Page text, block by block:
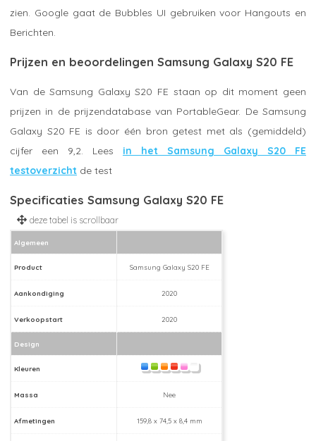
zien. Google gaat de Bubbles UI gebruiken voor Hangouts en
Berichten.
Prijzen en beoordelingen Samsung Galaxy S20 FE
Van de Samsung Galaxy S20 FE staan op dit moment geen
prijzen in de prijzendatabase van PortableGear. De Samsung
Galaxy S20 FE is door één bron getest met als (gemiddeld)
cijfer een 9,2. Lees in het Samsung Galaxy S20 FE
testoverzicht de test
Specificaties Samsung Galaxy S20 FE
Algemeen
Product Samsung Galaxy S20 FE
Aankondiging 2020
Verkoopstart 2020
Design
Kleuren
Massa Nee
Afmetingen 159,8 x 74,5 x 8,4 mm